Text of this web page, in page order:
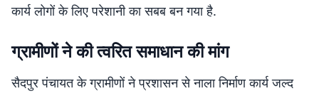
कार्य लोगों के लिए परेशानी का सबब बन गया है.
ग्रामीणों ने की त्वरित समाधान की मांग
सैदपुर पंचायत के ग्रामीणों ने प्रशासन से नाला निर्माण कार्य जल्द